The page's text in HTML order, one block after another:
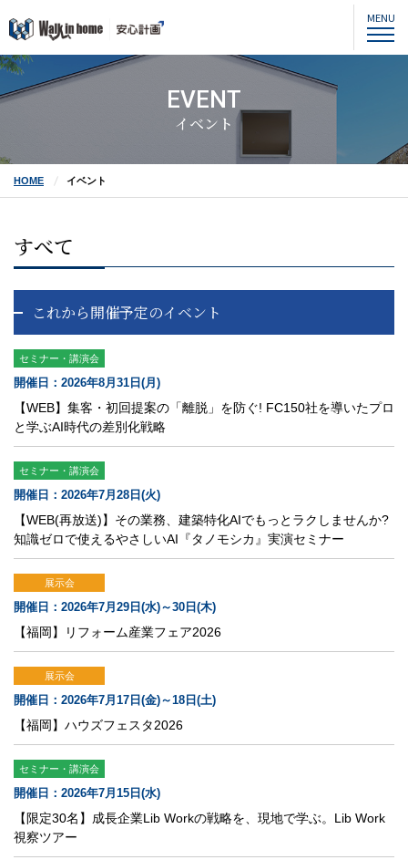
MENU
EVENT
イベント
HOME イベント
すべて
これから開催予定のイベント
セミナー・講演会
開催日：2026年8月31日(月)
【WEB】集客・初回提案の「離脱」を防ぐ! FC150社を導いたプロ
と学ぶAI時代の差別化戦略
セミナー・講演会
開催日：2026年7月28日(火)
【WEB(再放送)】その業務、建築特化AIでもっとラクしませんか?
知識ゼロで使えるやさしいAI『タノモシカ』実演セミナー
展示会
開催日：2026年7月29日(水)～30日(木)
【福岡】リフォーム産業フェア2026
展示会
開催日：2026年7月17日(金)～18日(土)
【福岡】ハウズフェスタ2026
セミナー・講演会
開催日：2026年7月15日(水)
【限定30名】成長企業Lib Workの戦略を、現地で学ぶ。Lib Work
視察ツアー